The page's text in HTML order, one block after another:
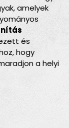
amelyek
és
hogy
a helyi